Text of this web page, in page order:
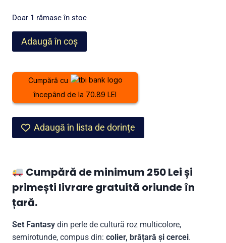
a
fost:
2.399,00 lei.
Doar 1 rămase în stoc
Cantitate
Set
din
de
roz
Adaugă în coș
Cumpără cu
începând de la 70.89 LEI
Adaugă în lista de dorințe
Cumpără de minimum 250 Lei și
primești livrare gratuită oriunde în
țară.
Set Fantasy din perle de cultură roz multicolore,
semirotunde, compus din: colier, brățară și cercei.